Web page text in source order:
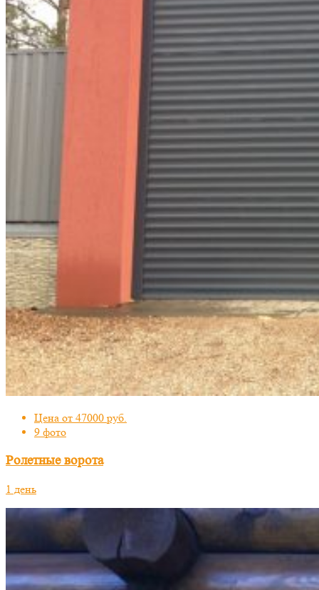
Цена от 47000 руб.
9 фото
Ролетные ворота
1 день